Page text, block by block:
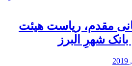
مقدم، ریاست هیئت
شهرِ البرز